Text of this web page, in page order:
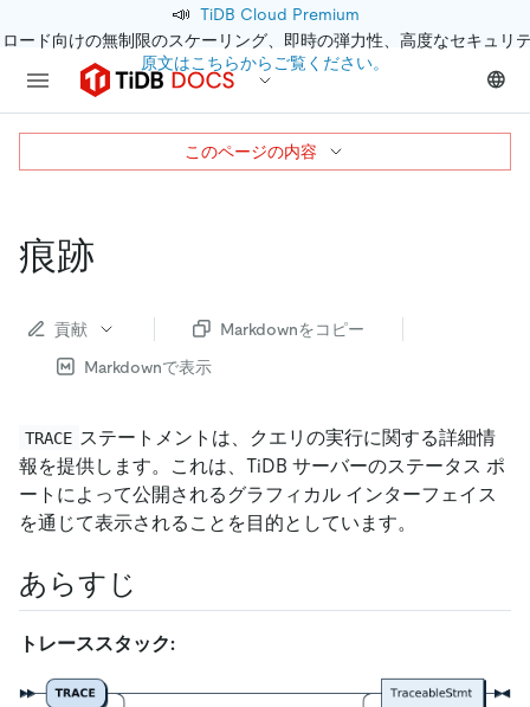
📣 TiDB Cloud Premium
ード向けの無制限のスケーリング、即時の弾力性、高度なセキュリ
原文はこちらからご覧ください。
痕跡
貢献
Markdownをコピー
Markdownで表示
TRACE ステートメントは、クエリの実行に関する詳細情
報を提供します。これは、TiDB サーバーのステータス ポ
ートによって公開されるグラフィカル インターフェイス
を通じて表示されることを目的としています。
あらすじ
トレーススタック:
このページの内容